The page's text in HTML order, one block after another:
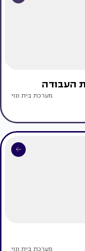
העבודה
מערכת בית ונוי
מערכת בית ונוי